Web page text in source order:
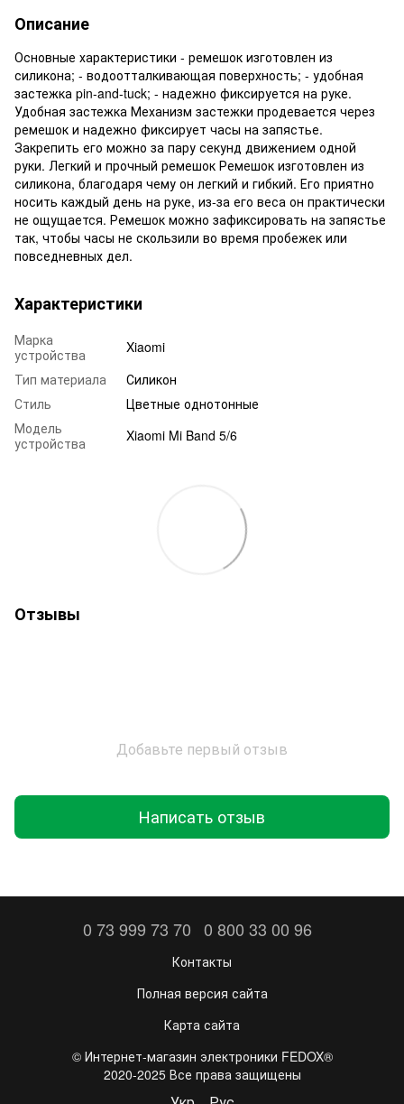
Описание
Основные характеристики - ремешок изготовлен из
силикона; - водоотталкивающая поверхность; - удобная
застежка pin-and-tuck; - надежно фиксируется на руке.
Удобная застежка Механизм застежки продевается через
ремешок и надежно фиксирует часы на запястье.
Закрепить его можно за пару секунд движением одной
руки. Легкий и прочный ремешок Ремешок изготовлен из
силикона, благодаря чему он легкий и гибкий. Его приятно
носить каждый день на руке, из-за его веса он практически
не ощущается. Ремешок можно зафиксировать на запястье
так, чтобы часы не скользили во время пробежек или
повседневных дел.
Характеристики
Марка
устройства
Xiaomi
Тип материала
Силикон
Стиль
Цветные однотонные
Модель
устройства
Xiaomi Mi Band 5/6
Отзывы
Добавьте первый отзыв
Написать отзыв
0 73 999 73 70 0 800 33 00 96
Контакты
Полная версия сайта
Карта сайта
©️ Интернет-магазин электроники FEDOX®
2020-2025 Все права защищены